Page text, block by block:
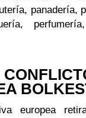
panadería,
europea